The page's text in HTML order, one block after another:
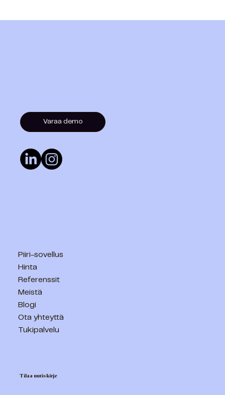
Varaa demo
Piiri-sovellus
Hinta
Referenssit
Meistä
Blogi
Ota yhteyttä
Tukipalvelu
Tilaa uutiskirje